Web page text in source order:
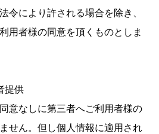
令により許される場合を除き、
用者様の同意を頂くものとしま
提供
意なしに第三者へご利用者様の
せん。但し個人情報に適用され